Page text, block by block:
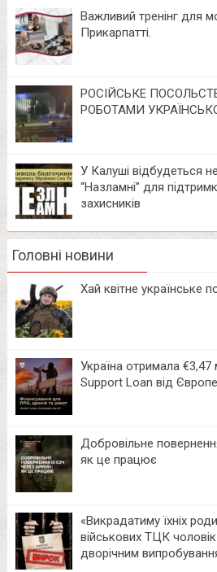
Важливий тренінг для
Прикарпатті.
РОСІЙСЬКЕ
РОБОТАМИ
У Калуші відбудеться
“Назламні” для
захисників
Головні новини
Хай квітне українське
Україна отримала
Support Loan від
Добровільне
як це працює
«Викрадатиму їхніх
військових ТЦК чоловік
дворічним